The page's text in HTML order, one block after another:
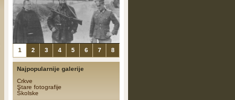
1 2 3 4 5 6 7 8
Najpopularnije galerije
Crkve
Stare fotografije
Školske